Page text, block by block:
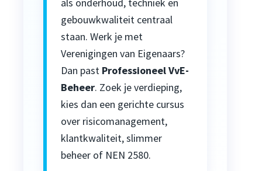
gebouwkwaliteit centraal
staan. Werk je met
Verenigingen van Eigenaars?
Dan past Professioneel VvE-
Beheer. Zoek je verdieping,
kies dan een gerichte cursus
over risicomanagement,
klantkwaliteit, slimmer
beheer of NEN 2580.